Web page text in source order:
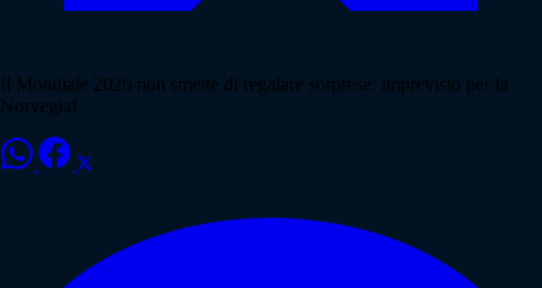
Il Mondiale 2026 non smette di regalare sorprese: imprevisto per la
Norvegia!